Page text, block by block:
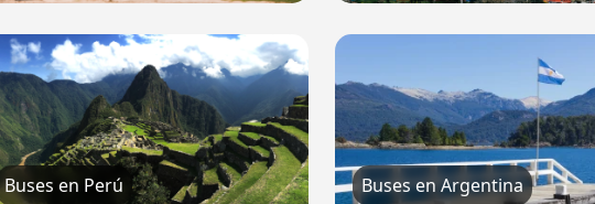
Buses en Perú Buses en Argentina